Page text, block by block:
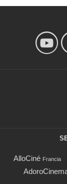
AlloCiné Francia